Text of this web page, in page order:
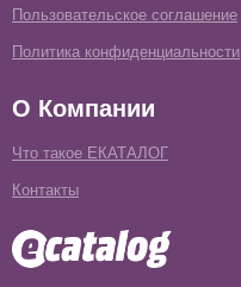
Пользовательское соглашение
Политика конфиденциальности
О Компании
Что такое ЕКАТАЛОГ
Контакты